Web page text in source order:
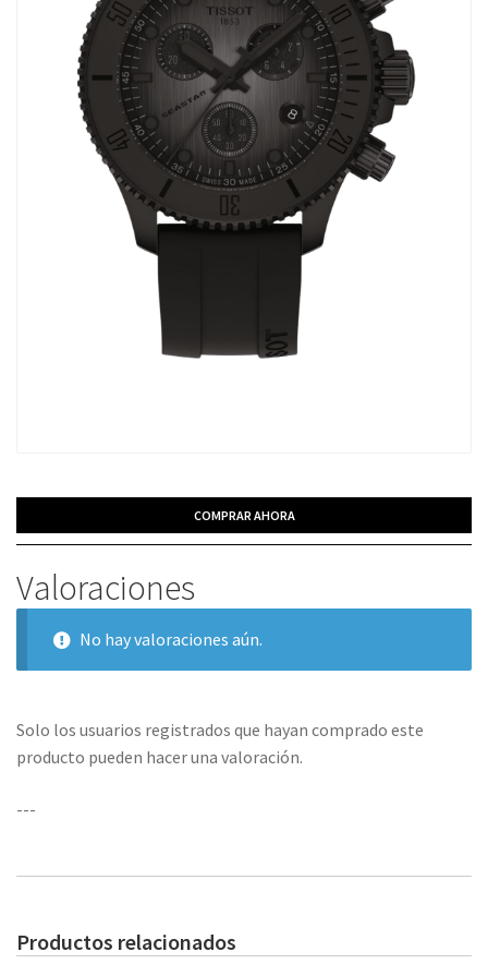
COMPRAR AHORA
Valoraciones
No hay valoraciones aún.
Solo los usuarios registrados que hayan comprado este
producto pueden hacer una valoración.
---
Productos relacionados